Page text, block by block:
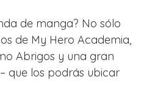
de manga? No sólo
de My Hero Academia,
Abrigos y una gran
que los podrás ubicar